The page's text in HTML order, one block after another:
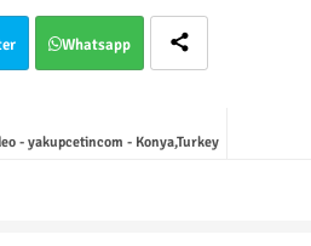
Whatsapp
- yakupcetincom - Konya,Turkey